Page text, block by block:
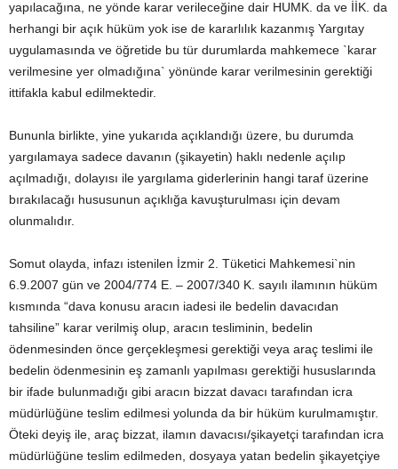
yapılacağına, ne yönde karar verileceğine dair HUMK. da ve İİK. da
herhangi bir açık hüküm yok ise de kararlılık kazanmış Yargıtay
uygulamasında ve öğretide bu tür durumlarda mahkemece `karar
verilmesine yer olmadığına` yönünde karar verilmesinin gerektiği
ittifakla kabul edilmektedir.
Bununla birlikte, yine yukarıda açıklandığı üzere, bu durumda
yargılamaya sadece davanın (şikayetin) haklı nedenle açılıp
açılmadığı, dolayısı ile yargılama giderlerinin hangi taraf üzerine
bırakılacağı hususunun açıklığa kavuşturulması için devam
olunmalıdır.
Somut olayda, infazı istenilen İzmir 2. Tüketici Mahkemesi`nin
6.9.2007 gün ve 2004/774 E. – 2007/340 K. sayılı ilamının hüküm
kısmında “dava konusu aracın iadesi ile bedelin davacıdan
tahsiline” karar verilmiş olup, aracın tesliminin, bedelin
ödenmesinden önce gerçekleşmesi gerektiği veya araç teslimi ile
bedelin ödenmesinin eş zamanlı yapılması gerektiği hususlarında
bir ifade bulunmadığı gibi aracın bizzat davacı tarafından icra
müdürlüğüne teslim edilmesi yolunda da bir hüküm kurulmamıştır.
Öteki deyiş ile, araç bizzat, ilamın davacısı/şikayetçi tarafından icra
müdürlüğüne teslim edilmeden, dosyaya yatan bedelin şikayetçiye